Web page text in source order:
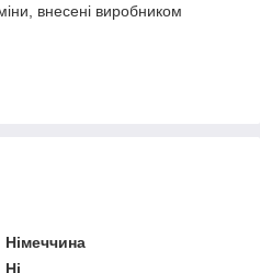
внесені виробником
Німеччина
Ні